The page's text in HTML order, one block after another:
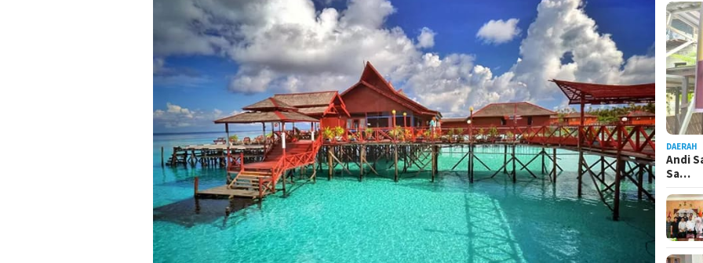
DAERAH
Andi
Sa…